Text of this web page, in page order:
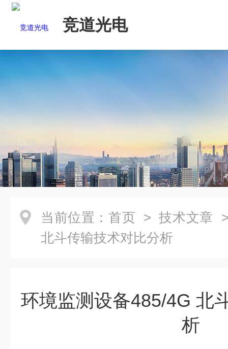
竞道光电
当前位置： 首页 > 技术文章
北斗传输技术对比分析
环境监测设备485/4G 北
析